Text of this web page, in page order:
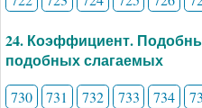
24. Коэффициент.
подобных слагаемых
730 731 732 733 734